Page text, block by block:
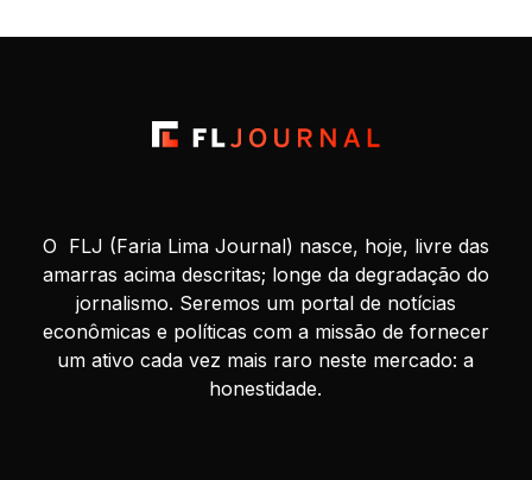
O FLJ (Faria Lima Journal) nasce, hoje, livre das
amarras acima descritas; longe da degradação do
jornalismo. Seremos um portal de notícias
econômicas e políticas com a missão de fornecer
um ativo cada vez mais raro neste mercado: a
honestidade.